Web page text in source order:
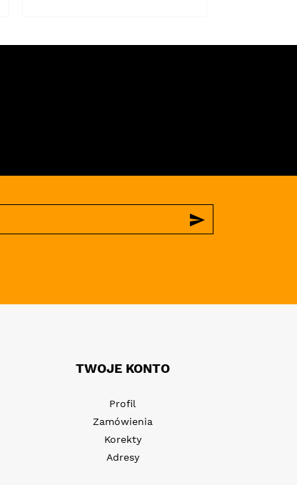
send
TWOJE KONTO
Profil
Zamówienia
Korekty
Adresy